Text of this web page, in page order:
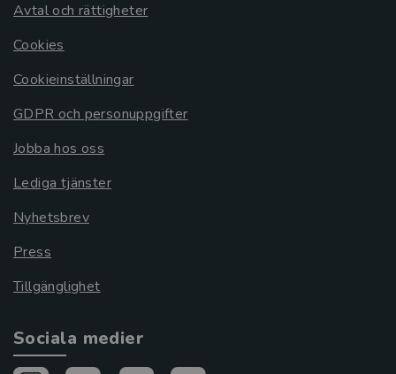
Avtal och rättigheter
Cookies
Cookieinställningar
GDPR och personuppgifter
Jobba hos oss
Lediga tjänster
Nyhetsbrev
Press
Tillgänglighet
Sociala medier